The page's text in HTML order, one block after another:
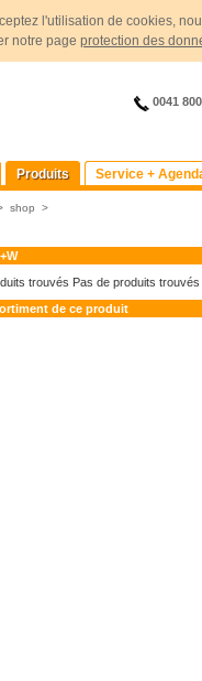
l'utilisation de cookies,
notre page protection des
0041
Produits Service +
shop >
trouvés
de ce produit
Pas de produits trouvés